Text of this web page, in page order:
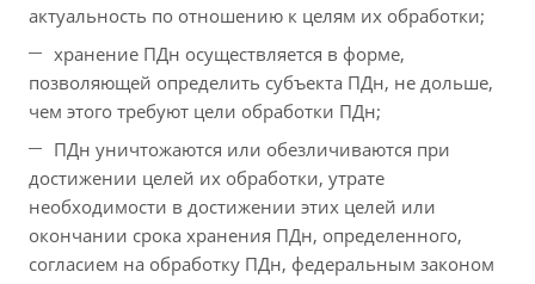
актуальность по отношению к целям их обработки;
хранение ПДн осуществляется в форме,
позволяющей определить субъекта ПДн, не дольше,
чем этого требуют цели обработки ПДн;
ПДн уничтожаются или обезличиваются при
достижении целей их обработки, утрате
необходимости в достижении этих целей или
окончании срока хранения ПДн, определенного,
согласием на обработку ПДн, федеральным законом